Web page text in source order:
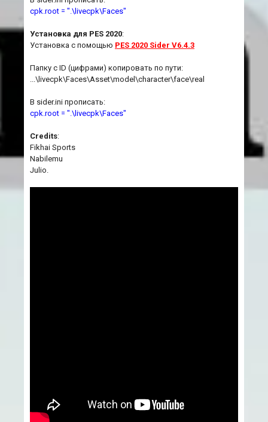
cpk.root = ".\livecpk\Faces"
Установка для PES 2020:
Установка с помощью PES 2020 Sider V6.4.3
Папку с ID (цифрами) копировать по пути:
...\livecpk\Faces\Asset\model\character\face\real
В sider.ini прописать:
cpk.root = ".\livecpk\Faces"
Credits:
Fikhai Sports
Nabilemu
Julio.